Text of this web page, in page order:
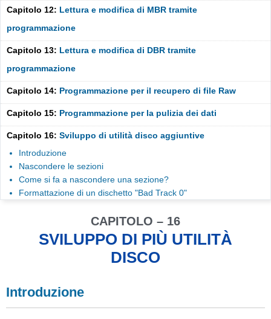
Capitolo 12: Lettura e modifica di MBR tramite
programmazione
Capitolo 13: Lettura e modifica di DBR tramite
programmazione
Capitolo 14: Programmazione per il recupero di file Raw
Capitolo 15: Programmazione per la pulizia dei dati
Capitolo 16: Sviluppo di utilità disco aggiuntive
Introduzione
Nascondere le sezioni
Come si fa a nascondere una sezione?
Formattazione di un dischetto "Bad Track 0"
CAPITOLO – 16
SVILUPPO DI PIÙ UTILITÀ
DISCO
Introduzione